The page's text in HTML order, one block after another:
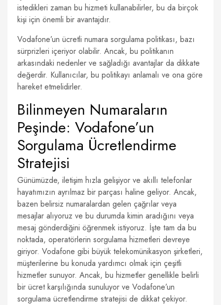
istedikleri zaman bu hizmeti kullanabilirler, bu da birçok
kişi için önemli bir avantajdır.
Vodafone’un ücretli numara sorgulama politikası, bazı
sürprizleri içeriyor olabilir. Ancak, bu politikanın
arkasındaki nedenler ve sağladığı avantajlar da dikkate
değerdir. Kullanıcılar, bu politikayı anlamalı ve ona göre
hareket etmelidirler.
Bilinmeyen Numaraların
Peşinde: Vodafone’un
Sorgulama Ücretlendirme
Stratejisi
Günümüzde, iletişim hızla gelişiyor ve akıllı telefonlar
hayatımızın ayrılmaz bir parçası haline geliyor. Ancak,
bazen belirsiz numaralardan gelen çağrılar veya
mesajlar alıyoruz ve bu durumda kimin aradığını veya
mesaj gönderdiğini öğrenmek istiyoruz. İşte tam da bu
noktada, operatörlerin sorgulama hizmetleri devreye
giriyor. Vodafone gibi büyük telekomünikasyon şirketleri,
müşterilerine bu konuda yardımcı olmak için çeşitli
hizmetler sunuyor. Ancak, bu hizmetler genellikle belirli
bir ücret karşılığında sunuluyor ve Vodafone’un
sorgulama ücretlendirme stratejisi de dikkat çekiyor.